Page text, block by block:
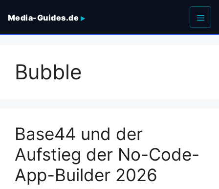
Inhalt
Media-Guides.de
Menü
Bubble
Base44 und der
Aufstieg der No-Code-
App-Builder 2026